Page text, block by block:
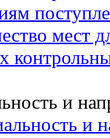
мест
и
и